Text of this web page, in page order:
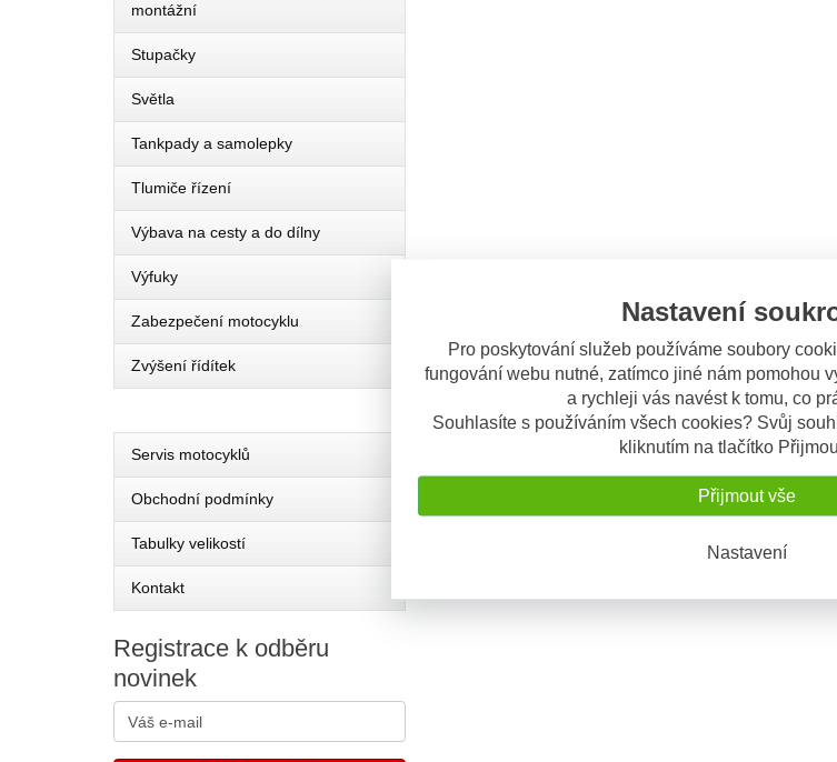
Nastavení
Pro poskytování služeb používáme soubory
fungování webu nutné, zatímco jiné nám pomohou
a rychleji vás navést k tomu, co
Souhlasíte s používáním všech cookies? Svůj
kliknutím na tlačítko
Přijmout vše
Nastavení
montážní
Stupačky
Světla
Tankpady a samolepky
Tlumiče řízení
Výbava na cesty a do dílny
Výfuky
Zabezpečení motocyklu
Zvýšení řídítek
Servis motocyklů
Obchodní podmínky
Tabulky velikostí
Kontakt
Registrace k odběru
novinek